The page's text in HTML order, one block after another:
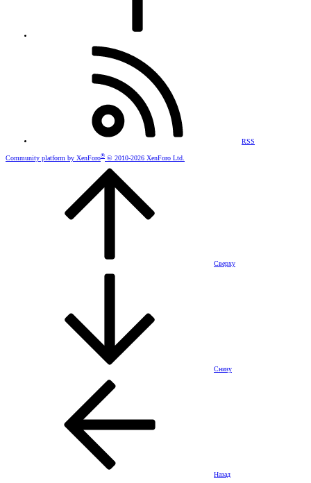
RSS
Community platform by XenForo® © 2010-2026 XenForo Ltd.
Сверху
Снизу
Назад